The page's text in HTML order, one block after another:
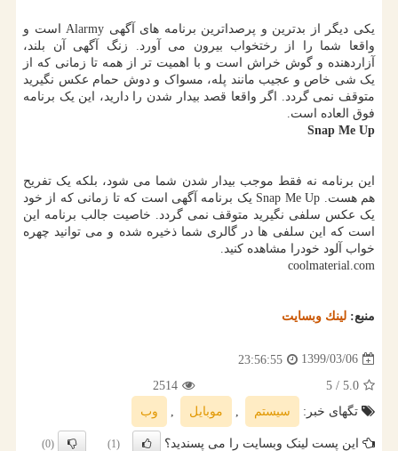
یکی دیگر از بدترین و پرصداترین برنامه های آگهی Alarmy است و
واقعا شما را از رختخواب بیرون می آورد. زنگ آگهی آن بلند،
آزاردهنده و گوش خراش است و با اهمیت تر از همه تا زمانی که از
یک شی خاص و عجیب مانند پله، مسواک و دوش حمام عکس نگیرید
متوقف نمی گردد. اگر واقعا قصد بیدار شدن را دارید، این یک برنامه
فوق العاده است.
Snap Me Up
این برنامه نه فقط موجب بیدار شدن شما می شود، بلکه یک تفریح
هم هست. Snap Me Up یک برنامه آگهی است که تا زمانی که از خود
یک عکس سلفی نگیرید متوقف نمی گردد. خاصیت جالب برنامه این
است که این سلفی ها در گالری شما ذخیره شده و می توانید چهره
خواب آلود خودرا مشاهده کنید.
coolmaterial.com
منبع: لینك وبسایت
1399/03/06
23:56:55
5.0
/ 5
2514
تگهای خبر:
سیستم موبایل وب
این پست لینک وبسایت را می پسندید؟ (1)
(0)